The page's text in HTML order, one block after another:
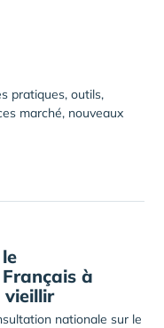
pratiques, outils,
marché, nouveaux
à
vieillir
nationale sur le